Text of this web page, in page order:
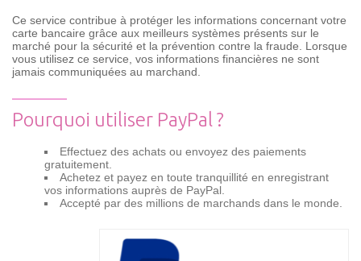
Ce service contribue à protéger les informations concernant votre
carte bancaire grâce aux meilleurs systèmes présents sur le
marché pour la sécurité et la prévention contre la fraude. Lorsque
vous utilisez ce service, vos informations financières ne sont
jamais communiquées au marchand.
Pourquoi utiliser PayPal ?
Effectuez des achats ou envoyez des paiements
gratuitement.
Achetez et payez en toute tranquillité en enregistrant
vos informations auprès de PayPal.
Accepté par des millions de marchands dans le monde.